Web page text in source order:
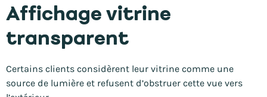
Affichage vitrine
transparent
Certains clients considèrent leur vitrine comme une
source de lumière et refusent d’obstruer cette vue vers